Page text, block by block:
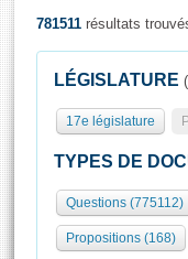
Présidence
577 députés
Groupes
Séance publique
Commissions
Europe et
Rôle et pouvoirs
Organisation de
Présidence
Visiter
Visite virtuelle
Assister à une
781511 résultats
LÉGISLATURE
17e législature
TYPES DE
Questions (775112)
Propositions (168)